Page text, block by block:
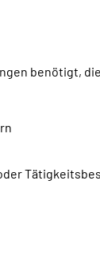
benötigt,